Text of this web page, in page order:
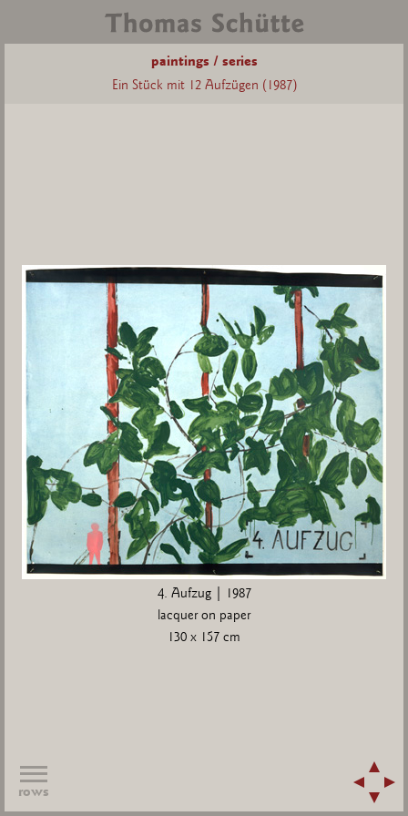
paintings / series
Ein Stück mit 12 Aufzügen (1987)
4. Aufzug | 1987
lacquer on paper
130 x 157 cm
rows